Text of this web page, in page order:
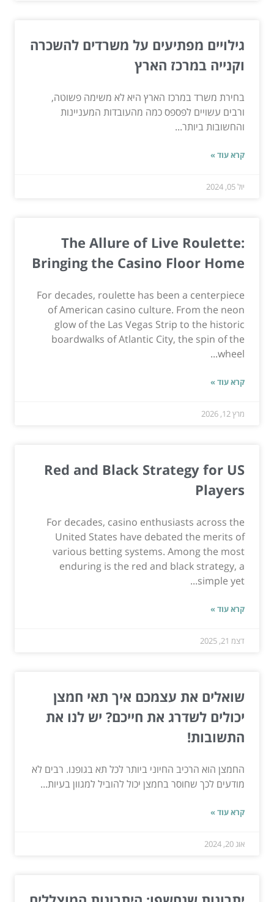
גילויים מפתיעים על משרדים להשכרה
וקנייה במרכז הארץ
בחירת משרד במרכז הארץ היא לא משימה פשוטה,
ורבים עשויים לפספס כמה מהעובדות המעניינות
והחשובות ביותר...
קרא עוד »
יול 05, 2024
The Allure of Live Roulette:
Bringing the Casino Floor Home
For decades, roulette has been a centerpiece
of American casino culture. From the neon
glow of the Las Vegas Strip to the historic
boardwalks of Atlantic City, the spin of the
wheel...
קרא עוד »
מרץ 12, 2026
Red and Black Strategy for US
Players
For decades, casino enthusiasts across the
United States have debated the merits of
various betting systems. Among the most
enduring is the red and black strategy, a
simple yet...
קרא עוד »
דצמ 21, 2025
שואלים את עצמכם איך תאי חמצן
יכולים לשדרג את חייכם? יש לנו את
התשובות!
החמצן הוא הרכיב החיוני ביותר לכל תא בגופנו. רבים לא
מודעים לכך שחוסר בחמצן יכול להוביל למגוון בעיות...
קרא עוד »
אוג 20, 2024